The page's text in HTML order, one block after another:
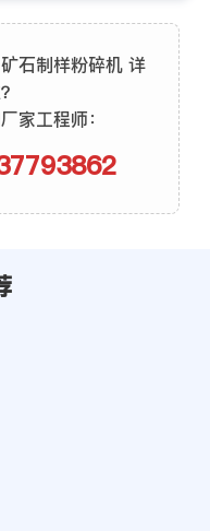
石制样粉碎机 详
家工程师：